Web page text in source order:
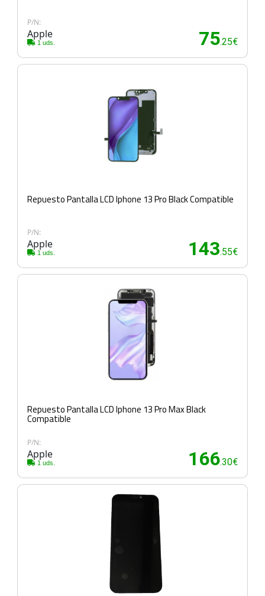
P/N:
Apple
1 uds. 75.25€
Repuesto Pantalla LCD Iphone 13 Pro Black Compatible
P/N:
Apple
1 uds. 143.55€
Repuesto Pantalla LCD Iphone 13 Pro Max Black
Compatible
P/N:
Apple
1 uds. 166.30€